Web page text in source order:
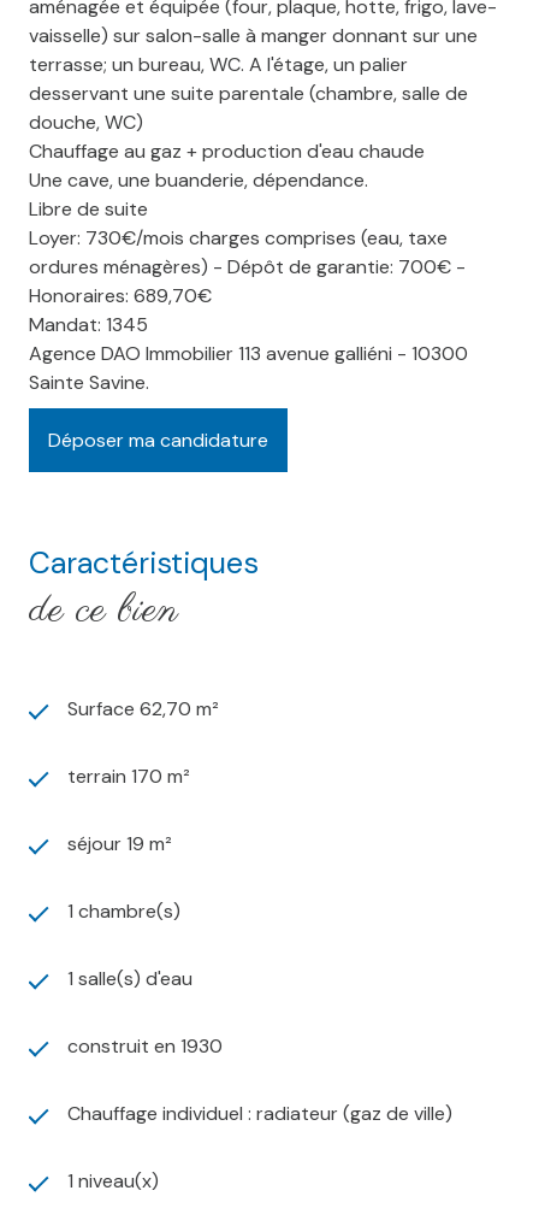
aménagée et équipée (four, plaque, hotte, frigo, lave-
vaisselle) sur salon-salle à manger donnant sur une
terrasse; un bureau, WC. A l'étage, un palier
desservant une suite parentale (chambre, salle de
douche, WC)
Chauffage au gaz + production d'eau chaude
Une cave, une buanderie, dépendance.
Libre de suite
Loyer: 730€/mois charges comprises (eau, taxe
ordures ménagères) - Dépôt de garantie: 700€ -
Honoraires: 689,70€
Mandat: 1345
Agence DAO Immobilier 113 avenue galliéni - 10300
Sainte Savine.
Déposer ma candidature
Caractéristiques
de ce bien
Surface 62,70 m²
terrain 170 m²
séjour 19 m²
1 chambre(s)
1 salle(s) d'eau
construit en 1930
Chauffage individuel : radiateur (gaz de ville)
1 niveau(x)